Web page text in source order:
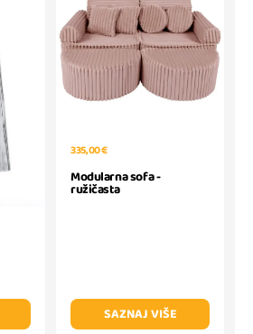
335,00 €
Modularna sofa -
ružičasta
SAZNAJ VIŠE